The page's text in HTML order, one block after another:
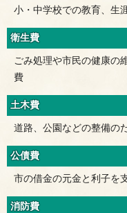
小・中学校での教育、生
衛生費
ごみ処理や市民の健康の
費
土木費
道路、公園などの整備の
公債費
市の借金の元金と利子を
消防費